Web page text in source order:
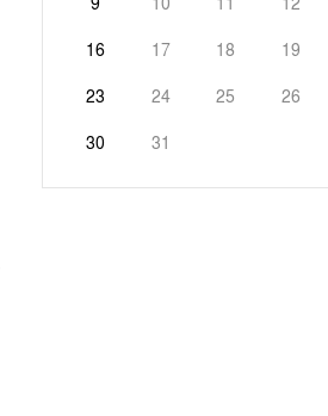
16 17 18 19
23 24 25 26
30 31